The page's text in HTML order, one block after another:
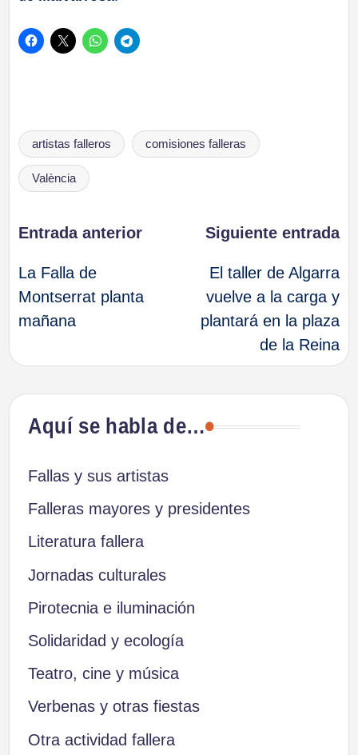
Etiquetas:
artistas falleros comisiones falleras
València
Navegación
de
entradas
Entrada anterior
La Falla de
Montserrat planta
mañana
Siguiente entrada
El taller de Algarra
vuelve a la carga y
plantará en la plaza
de la Reina
Aquí se habla de…
Fallas y sus artistas
Falleras mayores y presidentes
Literatura fallera
Jornadas culturales
Pirotecnia e iluminación
Solidaridad y ecología
Teatro, cine y música
Verbenas y otras fiestas
Otra actividad fallera